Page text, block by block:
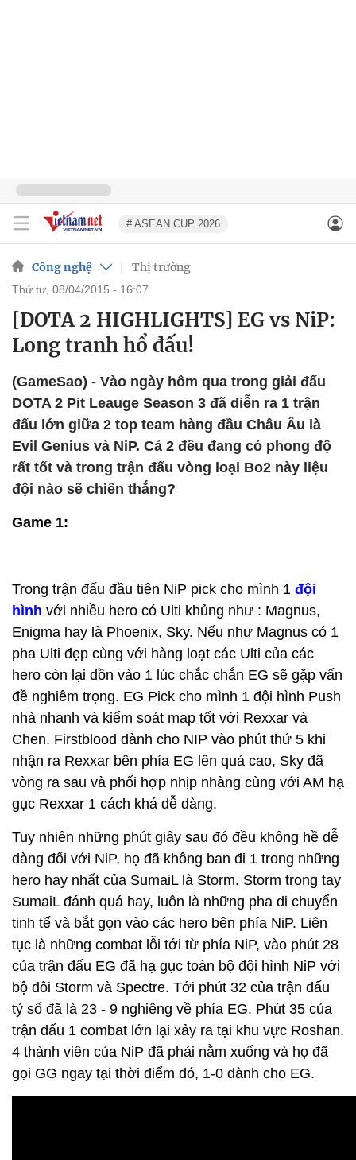
# ASEAN CUP 2026
Công nghệ Thị trường
thứ tư, 08/04/2015 - 16:07
[DOTA 2 HIGHLIGHTS] EG vs NiP:
Long tranh hổ đấu!
(GameSao) - Vào ngày hôm qua trong giải đấu
DOTA 2 Pit Leauge Season 3 đã diễn ra 1 trận
đấu lớn giữa 2 top team hàng đầu Châu Âu là
Evil Genius và NiP. Cả 2 đều đang có phong độ
rất tốt và trong trận đấu vòng loại Bo2 này liệu
đội nào sẽ chiến thắng?
Game 1:
Trong trận đấu đầu tiên NiP pick cho mình 1 đội
hình với nhiều hero có Ulti khủng như : Magnus,
Enigma hay là Phoenix, Sky. Nếu như Magnus có 1
pha Ulti đẹp cùng với hàng loạt các Ulti của các
hero còn lại dồn vào 1 lúc chắc chắn EG sẽ gặp vấn
đề nghiêm trọng. EG Pick cho mình 1 đội hình Push
nhà nhanh và kiểm soát map tốt với Rexxar và
Chen. Firstblood dành cho NIP vào phút thứ 5 khi
nhận ra Rexxar bên phía EG lên quá cao, Sky đã
vòng ra sau và phối hợp nhịp nhàng cùng với AM hạ
gục Rexxar 1 cách khá dễ dàng.
Tuy nhiên những phút giây sau đó đều không hề dễ
dàng đối với NiP, họ đã không ban đi 1 trong những
hero hay nhất của SumaiL là Storm. Storm trong tay
SumaiL đánh quá hay, luôn là những pha di chuyển
tinh tế và bắt gọn vào các hero bên phía NiP. Liên
tục là những combat lỗi tới từ phía NiP, vào phút 28
của trận đấu EG đã hạ gục toàn bộ đội hình NiP với
bộ đôi Storm và Spectre. Tới phút 32 của trận đấu
tỷ số đã là 23 - 9 nghiêng về phía EG. Phút 35 của
trận đấu 1 combat lớn lại xảy ra tại khu vực Roshan.
4 thành viên của NiP đã phải nằm xuống và họ đã
gọi GG ngay tại thời điểm đó, 1-0 dành cho EG.